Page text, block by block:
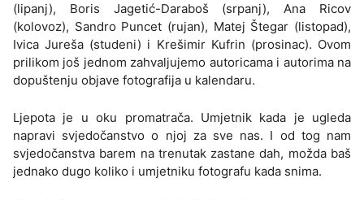
(lipanj), Boris Jagetić-Daraboš (srpanj), Ana Ricov
(kolovoz), Sandro Puncet (rujan), Matej Štegar (listopad),
Ivica Jureša (studeni) i Krešimir Kufrin (prosinac). Ovom
prilikom još jednom zahvaljujemo autoricama i autorima na
dopuštenju objave fotografija u kalendaru.
Ljepota je u oku promatrača. Umjetnik kada je ugleda
napravi svjedočanstvo o njoj za sve nas. I od tog nam
svjedočanstva barem na trenutak zastane dah, možda baš
jednako dugo koliko i umjetniku fotografu kada snima.